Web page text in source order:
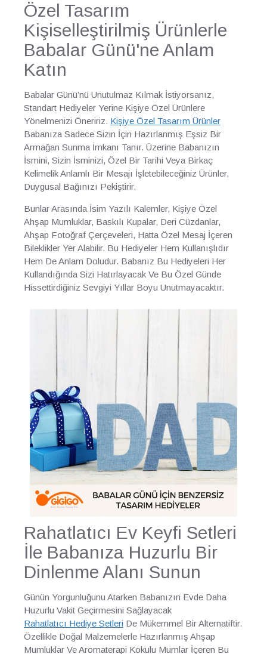
Özel Tasarım
Kişiselleştirilmiş Ürünlerle
Babalar Günü'ne Anlam
Katın
Babalar Günü’nü Unutulmaz Kılmak İstiyorsanız,
Standart Hediyeler Yerine Kişiye Özel Ürünlere
Yönelmenizi Öneririz. Kişiye Özel Tasarım Ürünler
Babanıza Sadece Sizin İçin Hazırlanmış Eşsiz Bir
Armağan Sunma İmkanı Tanır. Üzerine Babanızın
İsmini, Sizin İsminizi, Özel Bir Tarihi Veya Birkaç
Kelimelik Anlamlı Bir Mesajı İşletebileceğiniz Ürünler,
Duygusal Bağınızı Pekiştirir.
Bunlar Arasında İsim Yazılı Kalemler, Kişiye Özel
Ahşap Mumluklar, Baskılı Kupalar, Deri Cüzdanlar,
Ahşap Fotoğraf Çerçeveleri, Hatta Özel Mesaj İçeren
Bileklikler Yer Alabilir. Bu Hediyeler Hem Kullanışlıdır
Hem De Anlam Doludur. Babanız Bu Hediyeleri Her
Kullandığında Sizi Hatırlayacak Ve Bu Özel Günde
Hissettirdiğiniz Sevgiyi Yıllar Boyu Unutmayacaktır.
Rahatlatıcı Ev Keyfi Setleri
İle Babanıza Huzurlu Bir
Dinlenme Alanı Sunun
Günün Yorgunluğunu Atarken Babanızın Evde Daha
Huzurlu Vakit Geçirmesini Sağlayacak
Rahatlatıcı Hediye Setleri De Mükemmel Bir Alternatiftir.
Özellikle Doğal Malzemelerle Hazırlanmış Ahşap
Mumluklar Ve Aromaterapi Kokulu Mumlar İçeren Bu